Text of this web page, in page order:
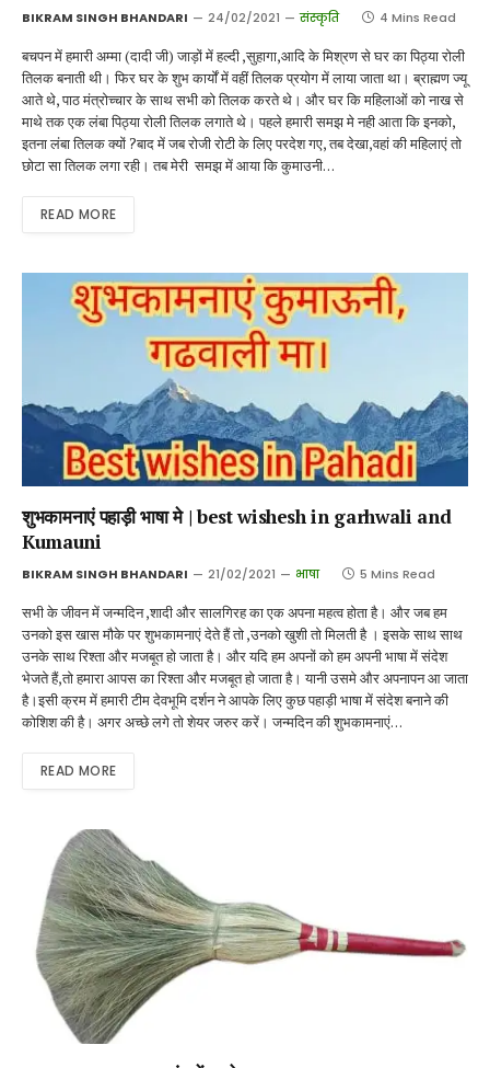
BIKRAM SINGH BHANDARI 24/02/2021 संस्कृति 4 Mins Read
बचपन में हमारी अम्मा (दादी जी) जाड़ों में हल्दी ,सुहागा,आदि के मिश्रण से घर का पिठ्या रोली
तिलक बनाती थी। फिर घर के शुभ कार्यों में वहीं तिलक प्रयोग में लाया जाता था। ब्राह्मण ज्यू
आते थे, पाठ मंत्रोच्चार के साथ सभी को तिलक करते थे। और घर कि महिलाओं को नाख से
माथे तक एक लंबा पिठ्या रोली तिलक लगाते थे। पहले हमारी समझ मे नही आता कि इनको,
इतना लंबा तिलक क्यों ?बाद में जब रोजी रोटी के लिए परदेश गए, तब देखा,वहां की महिलाएं तो
छोटा सा तिलक लगा रही। तब मेरी समझ में आया कि कुमाउनी…
READ MORE
शुभकामनाएं पहाड़ी भाषा मे | best wishesh in garhwali and
Kumauni
BIKRAM SINGH BHANDARI 21/02/2021 भाषा 5 Mins Read
सभी के जीवन में जन्मदिन ,शादी और सालगिरह का एक अपना महत्व होता है। और जब हम
उनको इस खास मौके पर शुभकामनाएं देते हैं तो ,उनको खुशी तो मिलती है । इसके साथ साथ
उनके साथ रिश्ता और मजबूत हो जाता है। और यदि हम अपनों को हम अपनी भाषा में संदेश
भेजते हैं,तो हमारा आपस का रिश्ता और मजबूत हो जाता है। यानी उसमे और अपनापन आ जाता
है।इसी क्रम में हमारी टीम देवभूमि दर्शन ने आपके लिए कुछ पहाड़ी भाषा में संदेश बनाने की
कोशिश की है। अगर अच्छे लगे तो शेयर जरुर करें। जन्मदिन की शुभकामनाएं…
READ MORE